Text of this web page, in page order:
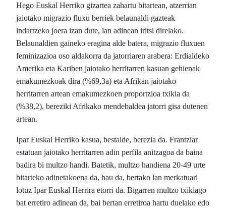
Hego Euskal Herriko gizartea zahartu bitartean, atzerrian
jaiotako migrazio fluxu berriek belaunaldi gazteak
indartzeko joera izan dute, lan adinean iritsi direlako.
Belaunaldien gaineko eragina alde batera, migrazio fluxuen
feminizazioa oso aldakorra da jatorriaren arabera: Erdialdeko
Amerika eta Kariben jaiotako herritarren kasuan gehienak
emakumezkoak dira (%69,3a) eta Afrikan jaiotako
herritarren artean emakumezkoen proportzioa txikia da
(%38,2), bereziki Afrikako mendebaldea jatorri gisa dutenen
artean.
Ipar Euskal Herriko kasua, bestalde, berezia da. Frantziar
estatuan jaiotako herritarren adin perfila anitzagoa da baina
badira bi multzo handi. Batetik, multzo handiena 20-49 urte
bitarteko adinetakoena da, hau da, bertako lan merkatuari
lotuz Ipar Euskal Herrira etorri da. Bigarren multzo txikiago
bat erretiro adinean da, bai bertan erretiroa hartu duelako edo